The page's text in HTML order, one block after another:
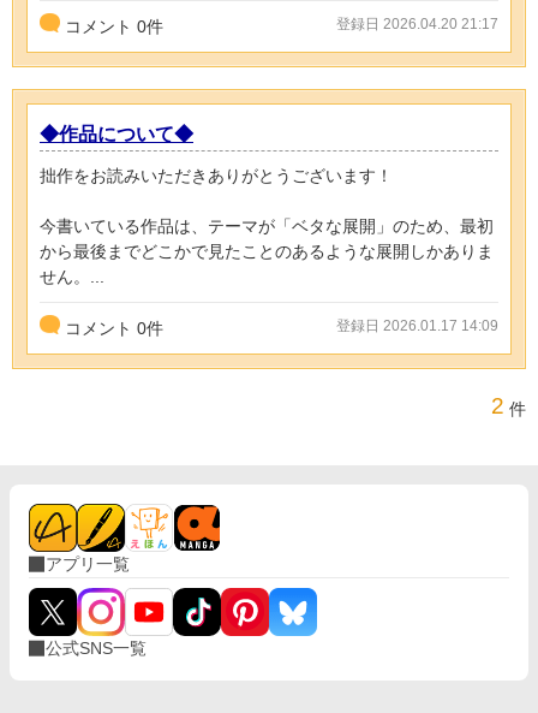
コメント 0件 登録日 2026.04.20 21:17
◆作品について◆
拙作をお読みいただきありがとうございます！
今書いている作品は、テーマが「ベタな展開」のため、最初
から最後までどこかで見たことのあるような展開しかありま
せん。...
コメント 0件 登録日 2026.01.17 14:09
2 件
アプリ一覧
公式SNS一覧